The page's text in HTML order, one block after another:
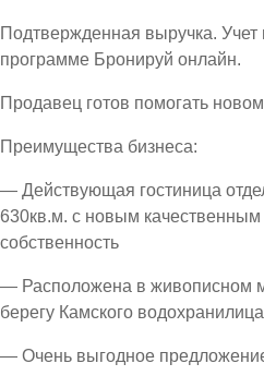
Подтвержденная выручка. Учет
программе Бронируй онлайн.
Продавец готов помогать
Преимущества бизнеса:
— Действующая гостиница
630кв.м. с новым
собственность
— Расположена в живописном
берегу Камского водохранилица
— Очень выгодное